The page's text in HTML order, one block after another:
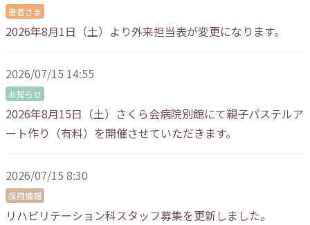
患者さま
2026年8月1日（土）より外来担当表が変更になります。
2026/07/15 14:55
お知らせ
2026年8月15日（土）さくら会病院別館にて親子パステルア
ート作り（有料）を開催させていただきます。
2026/07/15 8:30
採用情報
リハビリテーション科スタッフ募集を更新しました。